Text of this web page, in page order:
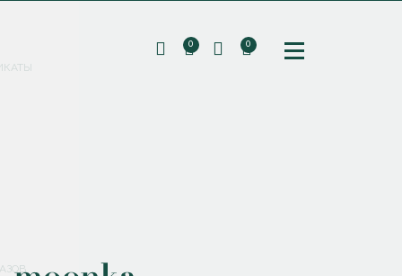
Соглашаюсь с
0 0